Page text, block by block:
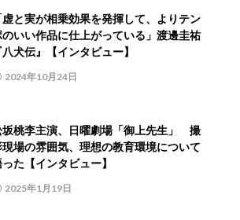
虚と実が相乗効果を発揮して、よりテン
のいい作品に仕上がっている」渡邊圭祐
八犬伝』【インタビュー】
2024年10月24日
坂桃李主演、日曜劇場「御上先生」 撮
現場の雰囲気、理想の教育環境について
た【インタビュー】
2025年1月19日